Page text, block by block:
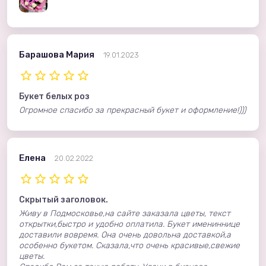
Барашова Мария 19.01.2023
Букет белых роз
Огромное спасибо за прекрасный букет и оформление!)))
Елена 20.02.2022
Скрытый заголовок.
Живу в Подмосковье,на сайте заказала цветы, текст
открытки,быстро и удобно оплатила. Букет имениннице
доставили вовремя. Она очень довольна доставкой,а
особенно букетом. Сказала,что очень красивые,свежие
цветы.